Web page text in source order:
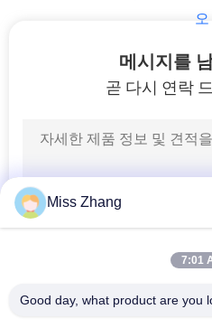
호
정
오
메시지를
곧 다시 연락
Miss Zhang
7:01
Good day, what product are you